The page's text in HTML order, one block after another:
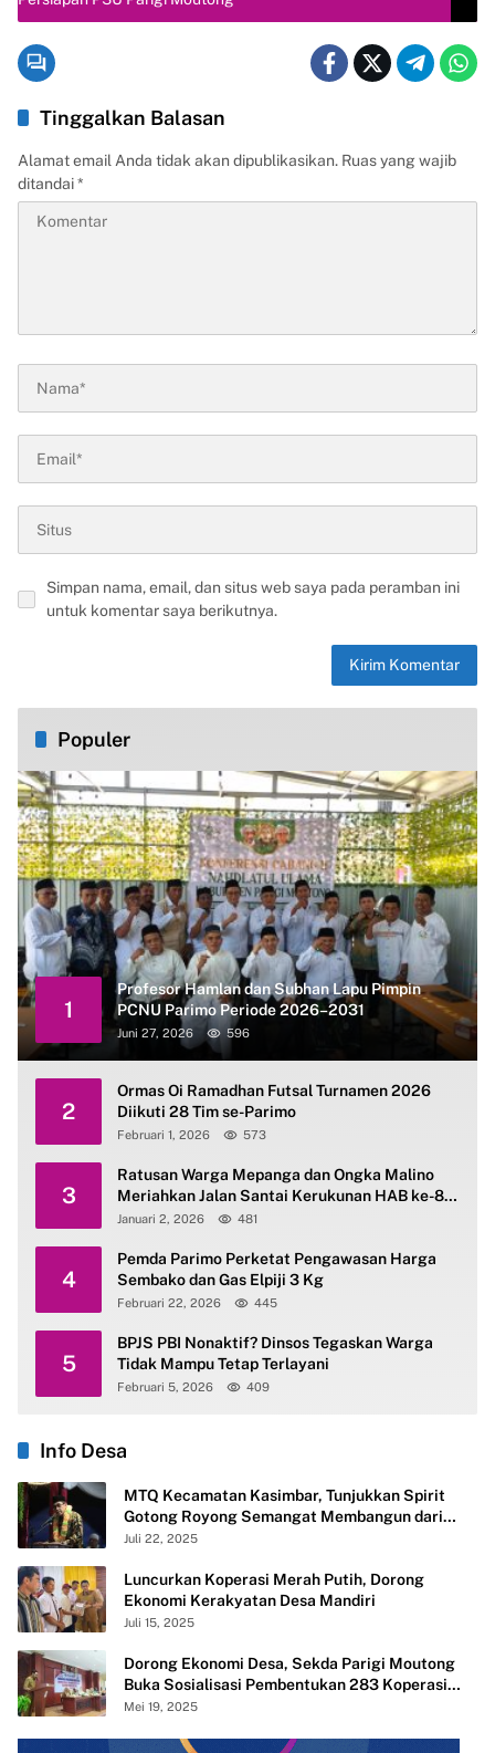
Tinggalkan Balasan
Alamat email Anda tidak akan dipublikasikan. Ruas yang wajib
ditandai*
Simpan nama, email, dan situs web saya pada peramban ini
untuk komentar saya berikutnya.
Populer
1
Profesor Hamlan dan Subhan Lapu Pimpin
PCNU Parimo Periode 2026–2031
Juni 27, 2026 596
2
Ormas Oi Ramadhan Futsal Turnamen 2026
Diikuti 28 Tim se-Parimo
Februari 1, 2026 573
3
Ratusan Warga Mepanga dan Ongka Malino
Meriahkan Jalan Santai Kerukunan HAB ke-80
Kemenag Parimo
Januari 2, 2026 481
4
Pemda Parimo Perketat Pengawasan Harga
Sembako dan Gas Elpiji 3 Kg
Februari 22, 2026 445
5
BPJS PBI Nonaktif? Dinsos Tegaskan Warga
Tidak Mampu Tetap Terlayani
Februari 5, 2026 409
Info Desa
MTQ Kecamatan Kasimbar, Tunjukkan Spirit
Gotong Royong Semangat Membangun dari
Desa
Juli 22, 2025
Luncurkan Koperasi Merah Putih, Dorong
Ekonomi Kerakyatan Desa Mandiri
Juli 15, 2025
Dorong Ekonomi Desa, Sekda Parigi Moutong
Buka Sosialisasi Pembentukan 283 Koperasi
Merah Putih
Mei 19, 2025